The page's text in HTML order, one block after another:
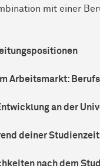
mit einer
Arbeitsmarkt:
an der
deiner Studienzeit
nach dem